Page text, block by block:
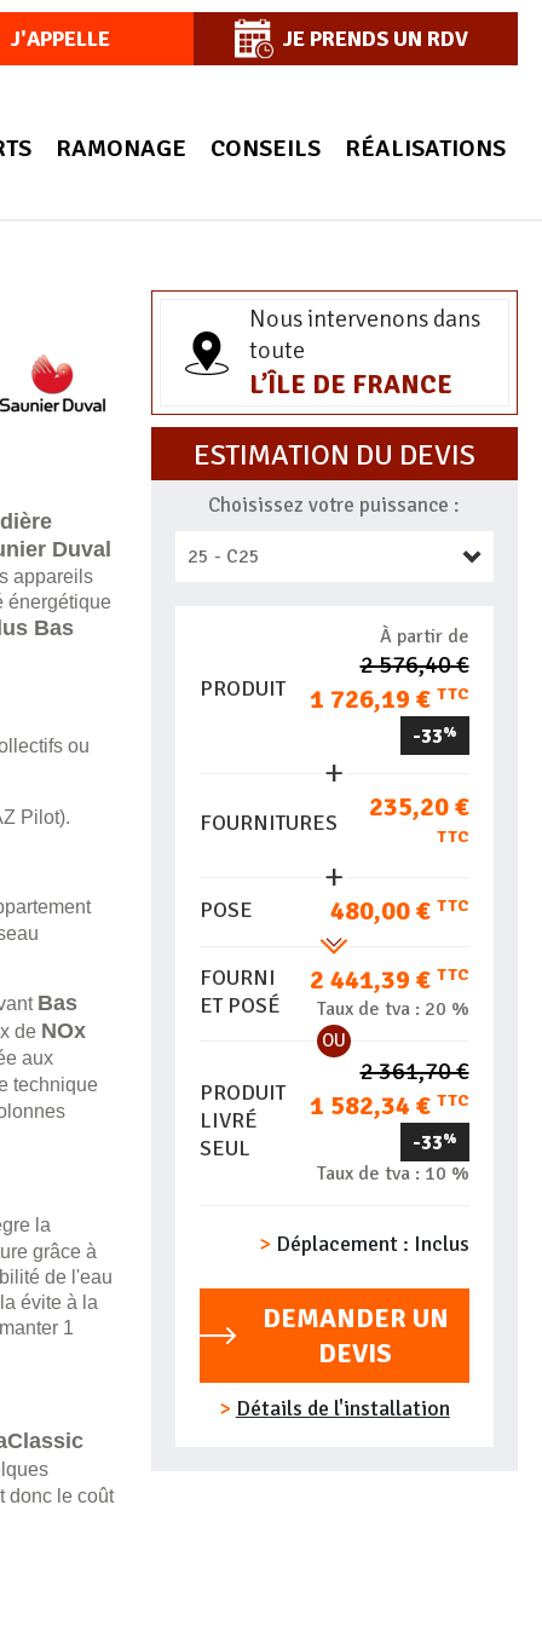
J'APPELLE JE PRENDS UN RDV
RAMONAGE CONSEILS RÉALISATIONS
Duval
appareils
énergétique
Bas
ou
Pilot).
Bas
de NOx
aux
technique
la
grâce à
de l'eau
évite à la
1
donc le coût
Nous intervenons dans
toute
L’ÎLE DE FRANCE
ESTIMATION DU DEVIS
Choisissez votre puissance :
PRODUIT
À partir de
2 576,40 €
1 726,19 € TTC
-33%
FOURNITURES 235,20 €
TTC
POSE 480,00 € TTC
FOURNI
ET POSÉ
2 441,39 € TTC
Taux de tva : 20 %
OU
PRODUIT
LIVRÉ
SEUL
2 361,70 €
1 582,34 € TTC
-33%
Taux de tva : 10 %
Déplacement : Inclus
DEMANDER UN
DEVIS
Détails de l'installation